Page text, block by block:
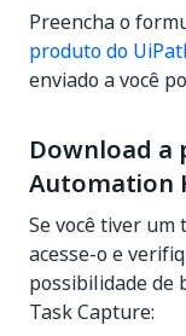
Preencha o
produto do
enviado a você
Download
Automation
Se você tiver
acesse-o e
possibilidade de
Task Capture: